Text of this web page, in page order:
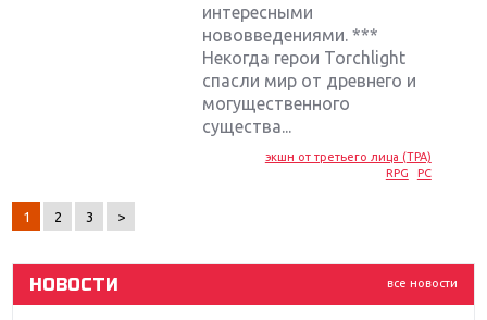
интересными
нововведениями. ***
Некогда герои Torchlight
спасли мир от древнего и
могущественного
существа...
экшн от третьего лица (TPA)
RPG
PC
1 2 3 >
все новости
НОВОСТИ
Крупнейшие релизы мая: Nintendo, Microsoft и
Новинки для Nintendo Switch: Labo, South Park и
Far Cry 5: хвалить нельзя ругать